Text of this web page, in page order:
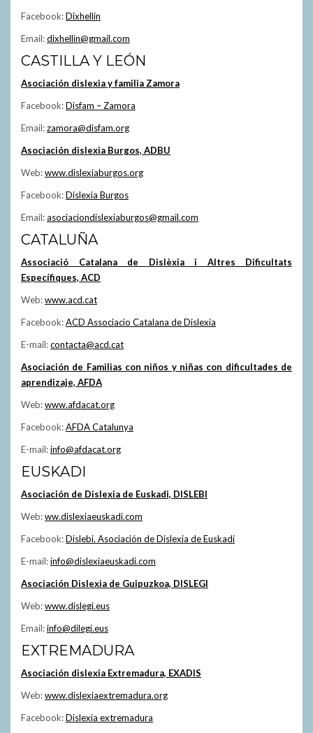
Facebook:Dixhellín
Email:dixhellin@gmail.com
CASTILLA Y LEÓN
Asociación dislexia y familia Zamora
Facebook:Disfam – Zamora
Email:zamora@disfam.org
Asociación dislexia Burgos, ADBU
Web:www.dislexiaburgos.org
Facebook:Dislexia Burgos
Email:asociaciondislexiaburgos@gmail.com
CATALUÑA
Associació Catalana de Dislèxia i Altres Dificultats
Específiques, ACD
Web:www.acd.cat
Facebook:ACD Associacio Catalana de Dislexia
E-mail:contacta@acd.cat
Asociación de Familias con niños y niñas con dificultades de
aprendizaje, AFDA
Web:www.afdacat.org
Facebook:AFDA Catalunya
E-mail:info@afdacat.org
EUSKADI
Asociación de Dislexia de Euskadi, DISLEBI
Web:ww.dislexiaeuskadi.com
Facebook:Dislebi. Asociación de Dislexia de Euskadi
E-mail:info@dislexiaeuskadi.com
Asociación Dislexia de Guipuzkoa, DISLEGI
Web:www.dislegi.eus
Email:info@dilegi.eus
EXTREMADURA
Asociación dislexia Extremadura, EXADIS
Web:www.dislexiaextremadura.org
Facebook:Dislexia extremadura